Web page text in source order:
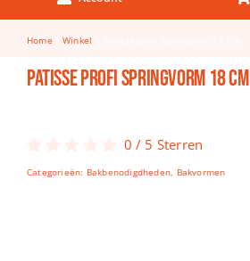
Keuken & Tafelen
Kinderfietsen
Knutselen
Spellen
Home Winkel
Patisse profi springvorm 18 cm
0 / 5 Sterren
Categorieën: Bakbenodigdheden, Bakvormen